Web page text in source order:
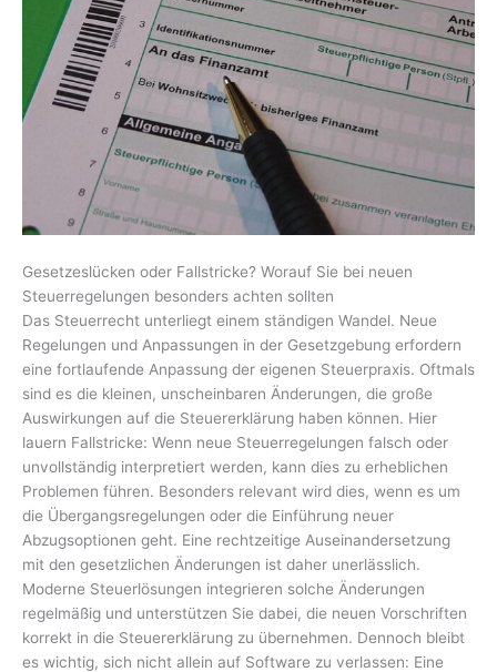
Gesetzeslücken oder Fallstricke? Worauf Sie bei neuen
Steuerregelungen besonders achten sollten
Das Steuerrecht unterliegt einem ständigen Wandel. Neue
Regelungen und Anpassungen in der Gesetzgebung erfordern
eine fortlaufende Anpassung der eigenen Steuerpraxis. Oftmals
sind es die kleinen, unscheinbaren Änderungen, die große
Auswirkungen auf die Steuererklärung haben können. Hier
lauern Fallstricke: Wenn neue Steuerregelungen falsch oder
unvollständig interpretiert werden, kann dies zu erheblichen
Problemen führen. Besonders relevant wird dies, wenn es um
die Übergangsregelungen oder die Einführung neuer
Abzugsoptionen geht. Eine rechtzeitige Auseinandersetzung
mit den gesetzlichen Änderungen ist daher unerlässlich.
Moderne Steuerlösungen integrieren solche Änderungen
regelmäßig und unterstützen Sie dabei, die neuen Vorschriften
korrekt in die Steuererklärung zu übernehmen. Dennoch bleibt
es wichtig, sich nicht allein auf Software zu verlassen: Eine